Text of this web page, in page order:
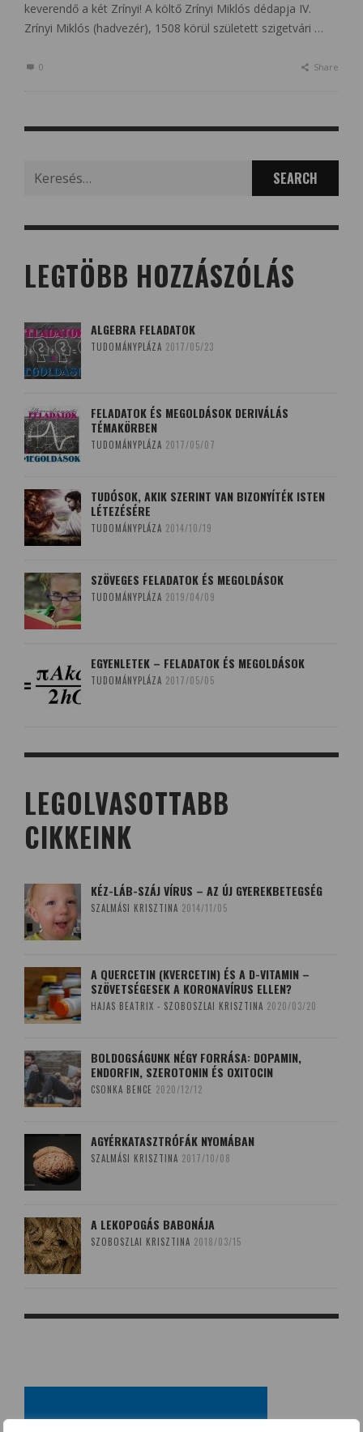
keverendő a két Zrínyi! A költő Zrínyi Miklós dédapja IV.
Zrínyi Miklós (hadvezér), 1508 körül született szigetvári …
0 Share
LEGTÖBB HOZZÁSZÓLÁS
ALGEBRA FELADATOK
TUDOMÁNYPLÁZA 2017/05/23
FELADATOK ÉS MEGOLDÁSOK DERIVÁLÁS
TÉMAKÖRBEN
TUDOMÁNYPLÁZA 2017/05/07
TUDÓSOK, AKIK SZERINT VAN BIZONYÍTÉK ISTEN
LÉTEZÉSÉRE
TUDOMÁNYPLÁZA 2014/10/19
SZÖVEGES FELADATOK ÉS MEGOLDÁSOK
TUDOMÁNYPLÁZA 2019/04/09
EGYENLETEK – FELADATOK ÉS MEGOLDÁSOK
TUDOMÁNYPLÁZA 2017/05/05
LEGOLVASOTTABB
CIKKEINK
KÉZ-LÁB-SZÁJ VÍRUS – AZ ÚJ GYEREKBETEGSÉG
SZALMÁSI KRISZTINA 2014/11/05
A QUERCETIN (KVERCETIN) ÉS A D-VITAMIN –
SZÖVETSÉGESEK A KORONAVÍRUS ELLEN?
HAJAS BEATRIX - SZOBOSZLAI KRISZTINA 2020/03/20
BOLDOGSÁGUNK NÉGY FORRÁSA: DOPAMIN,
ENDORFIN, SZEROTONIN ÉS OXITOCIN
CSONKA BENCE 2020/12/12
AGYÉRKATASZTRÓFÁK NYOMÁBAN
SZALMÁSI KRISZTINA 2017/10/08
A LEKOPOGÁS BABONÁJA
SZOBOSZLAI KRISZTINA 2018/03/15